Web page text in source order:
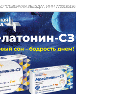
"СЕВЕРНАЯ ЗВЕЗДА", ИНН 7720185196